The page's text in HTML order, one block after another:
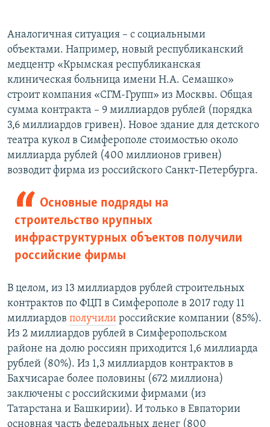
Аналогичная ситуация – с социальными
объектами. Например, новый республиканский
медцентр «Крымская республиканская
клиническая больница имени Н.А. Семашко»
строит компания «СГМ-Групп» из Москвы. Общая
сумма контракта – 9 миллиардов рублей (порядка
3,6 миллиардов гривен). Новое здание для детского
театра кукол в Симферополе стоимостью около
миллиарда рублей (400 миллионов гривен)
возводит фирма из российского Санкт-Петербурга.
Основные подряды на
строительство крупных
инфраструктурных объектов получили
российские фирмы
В целом, из 13 миллиардов рублей строительных
контрактов по ФЦП в Симферополе в 2017 году 11
миллиардов получили российские компании (85%).
Из 2 миллиардов рублей в Симферопольском
районе на долю россиян приходится 1,6 миллиарда
рублей (80%). Из 1,3 миллиардов контрактов в
Бахчисарае более половины (672 миллиона)
заключены с российскими фирмами (из
Татарстана и Башкирии). И только в Евпатории
основная часть федеральных денег (800